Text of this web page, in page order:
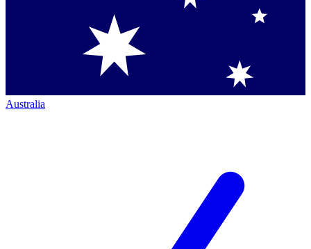
Australia